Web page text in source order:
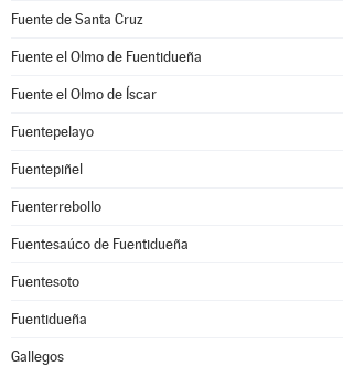
Fuente de Santa Cruz
Fuente el Olmo de Fuentidueña
Fuente el Olmo de Íscar
Fuentepelayo
Fuentepiñel
Fuenterrebollo
Fuentesaúco de Fuentidueña
Fuentesoto
Fuentidueña
Gallegos